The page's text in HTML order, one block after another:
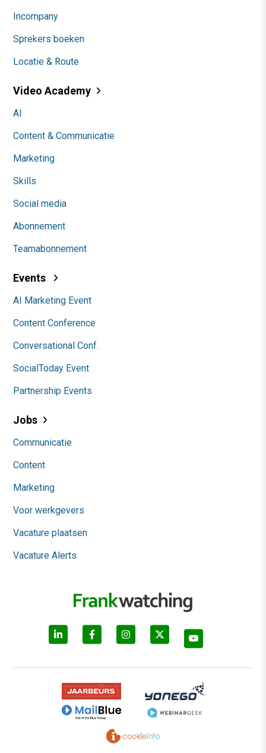
Incompany
Sprekers boeken
Locatie & Route
Video Academy
AI
Content & Communicatie
Marketing
Skills
Social media
Abonnement
Teamabonnement
Events
AI Marketing Event
Content Conference
Conversational Conf.
SocialToday Event
Partnership Events
Jobs
Communicatie
Content
Marketing
Voor werkgevers
Vacature plaatsen
Vacature Alerts